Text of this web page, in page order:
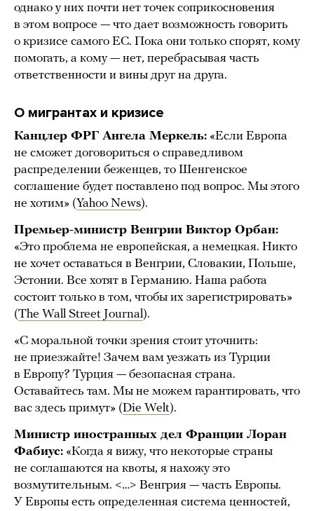
однако у них почти нет точек соприкосновения
в этом вопросе — что дает возможность говорить
о кризисе самого ЕС. Пока они только спорят, кому
помогать, а кому — нет, перебрасывая часть
ответственности и вины друг на друга.
О мигрантах и кризисе
Канцлер ФРГ Ангела Меркель: «Если Европа
не сможет договориться о справедливом
распределении беженцев, то Шенгенское
соглашение будет поставлено под вопрос. Мы этого
не хотим» (Yahoo News).
Премьер-министр Венгрии Виктор Орбан:
«Это проблема не европейская, а немецкая. Никто
не хочет оставаться в Венгрии, Словакии, Польше,
Эстонии. Все хотят в Германию. Наша работа
состоит только в том, чтобы их зарегистрировать»
(The Wall Street Journal).
«С моральной точки зрения стоит уточнить:
не приезжайте! Зачем вам уезжать из Турции
в Европу? Турция — безопасная страна.
Оставайтесь там. Мы не можем гарантировать, что
вас здесь примут» (Die Welt).
Министр иностранных дел Франции Лоран
Фабиус: «Когда я вижу, что некоторые страны
не соглашаются на квоты, я нахожу это
возмутительным. <…> Венгрия — часть Европы.
У Европы есть определенная система ценностей,